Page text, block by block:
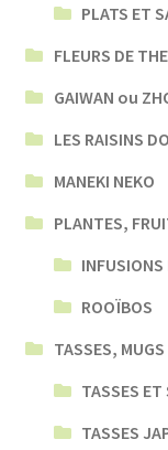
PLATS ET
FLEURS DE THE
GAIWAN ou
LES RAISINS
MANEKI NEKO
PLANTES,
INFUSIONS
ROOÏBOS
TASSES,
TASSES
TASSES